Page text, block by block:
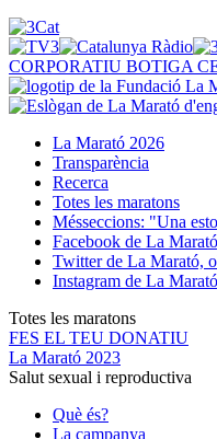
CORPORATIU BOTIGA
La Marató 2026
Transparència
Recerca
Totes les maratons
Mésseccions: "Una
Facebook de La
Twitter de La Marató,
Instagram de La
Totes les maratons
FES EL TEU DONATIU
La Marató 2023
Salut sexual i reproductiva
Què és?
La campanya